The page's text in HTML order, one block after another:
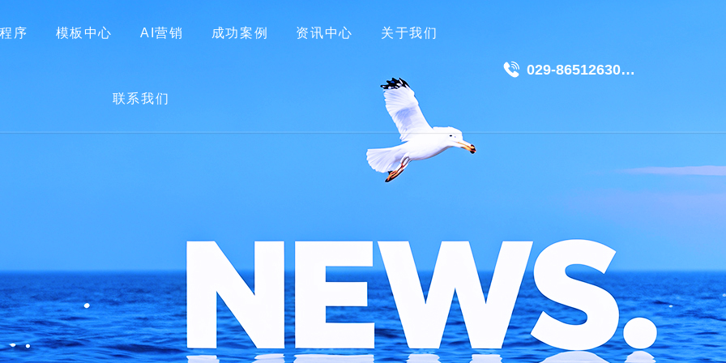
序 模板中心 AI营销 成功案例 资讯中心 关于我们
联系我们
029-86512630
首页 关于我们 网站建设 小程序 模板中心